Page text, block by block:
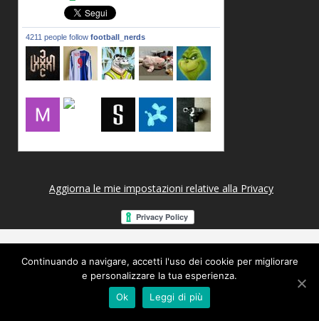
4211 people follow football_nerds
Aggiorna le mie impostazioni relative alla Privacy
Copyright 2014 © Footballnerds
Continuando a navigare, accetti l'uso dei cookie per migliorare
e personalizzare la tua esperienza.
Ok
Leggi di più